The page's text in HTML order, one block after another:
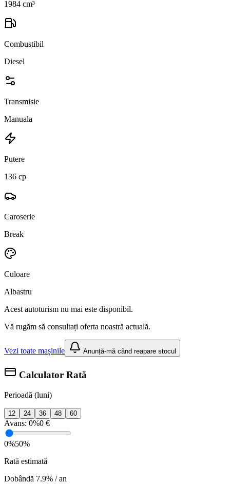
1984 cm³
Combustibil
Diesel
Transmisie
Manuala
Putere
136 cp
Caroserie
Break
Culoare
Albastru
Acest autoturism nu mai este disponibil.
Vă rugăm să consultați oferta noastră actuală.
Vezi toate mașinile Anunță-mă când reapare stocul
Calculator Rată
Perioadă (luni)
12 24 36 48 60
Avans: 0%0 €
0%50%
Rată estimată
Dobândă 7.9% / an